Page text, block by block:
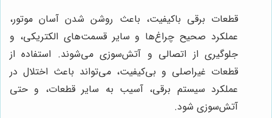
قطعات برقی باکیفیت، باعث روشن شدن آسان موتور،
عملکرد صحیح چراغ‌ها و سایر قسمت‌های الکتریکی، و
جلوگیری از اتصالی و آتش‌سوزی می‌شوند. استفاده از
قطعات غیراصلی و بی‌کیفیت، می‌تواند باعث اختلال در
عملکرد سیستم برقی، آسیب به سایر قطعات، و حتی
آتش‌سوزی شود.